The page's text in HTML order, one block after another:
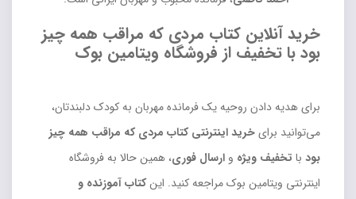
خرید آنلاین کتاب مردی که مراقب همه چیز
بود با تخفیف از فروشگاه ویتامین بوک
برای هدیه دادن روحیه یک فرمانده مهربان به کودک دلبندتان،
می‌توانید برایخرید اینترنتی کتاب مردی که مراقب همه چیز
بود با تخفیف ویژه و ارسال فوری، همین حالا به فروشگاه
اینترنتی ویتامین بوک مراجعه کنید. اینکتاب آموزنده و